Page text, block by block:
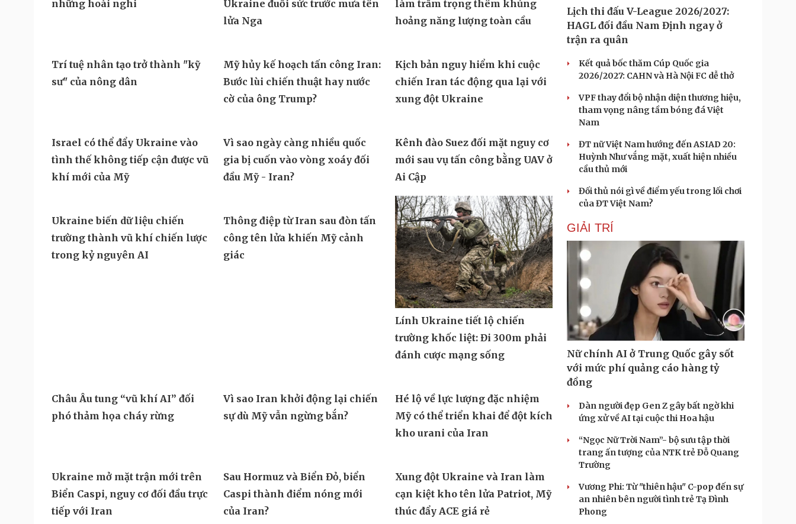
Đột phá hiếm hoi tại Gaza giữa
Lỗ hổng khiến phòng không
Ukraine đuối sức trước mưa tên
Hai điểm nóng Iran và Ukraine
làm trầm trọng thêm khủng
hoảng năng lượng toàn cầu
Trí tuệ nhân tạo trở thành "kỹ
sư" của nông dân
Mỹ hủy kế hoạch tấn công Iran:
Bước lùi chiến thuật hay nước
Kịch bản nguy hiểm khi cuộc
chiến Iran tác động qua lại với
xung đột Ukraine
Israel có thể đẩy Ukraine vào
tình thế không tiếp cận được vũ
Vì sao ngày càng nhiều quốc
gia bị cuốn vào vòng xoáy đối
Kênh đào Suez đối mặt nguy cơ
mới sau vụ tấn công bằng UAV ở
Ai Cập
Lính Ukraine tiết lộ chiến
trường khốc liệt: Đi 300m phải
Châu Âu tung “vũ khí AI” đối
phó thảm họa cháy rừng
Vì sao Iran khởi động lại chiến
sự dù Mỹ vẫn ngừng bắn?
Hé lộ về lực lượng đặc nhiệm
Mỹ có thể triển khai để đột kích
Lịch thi đấu V-League 2026/2027:
HAGL đối đầu Nam Định ngay ở
trận ra quân
Kết quả bốc thăm Cúp Quốc gia
2026/2027: CAHN và Hà Nội FC dễ thở
VPF thay đổi bộ nhận diện thương hiệu,
tham vọng nâng tầm bóng đá Việt
Nam
ĐT nữ Việt Nam hướng đến ASIAD 20:
Huỳnh Như vắng mặt, xuất hiện nhiều
cầu thủ mới
Đối thủ nói gì về điểm yếu trong lối chơi
của ĐT Việt Nam?
GIẢI TRÍ
Nữ chính AI ở Trung Quốc gây sốt
với mức phí quảng cáo hàng tỷ
đồng
Dàn người đẹp Gen Z gây bất ngờ khi
ứng xử về AI tại cuộc thi Hoa hậu
“Ngọc Nữ Trời Nam”- bộ sưu tập thời
trang ấn tượng của NTK trẻ Đỗ Quang
Trường
Vương Phi: Từ "thiên hậu" C-pop đến sự
an nhiên bên người tình trẻ Tạ Đình
Phong